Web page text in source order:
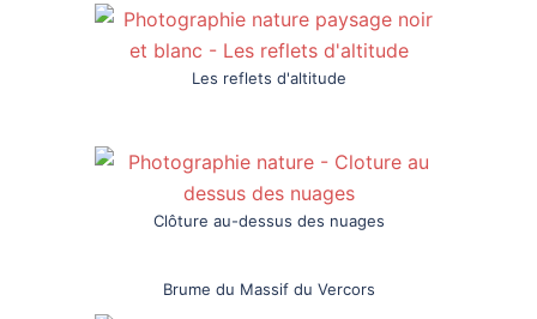
Les reflets d'altitude
Clôture au-dessus des nuages
Brume du Massif du Vercors